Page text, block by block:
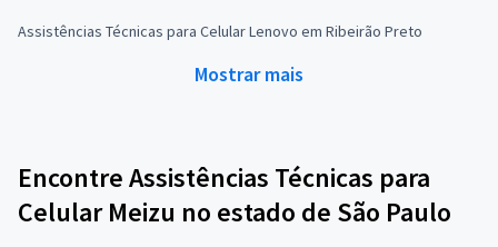
Assistências Técnicas para Celular Lenovo em Ribeirão Preto
Mostrar mais
Encontre Assistências Técnicas para
Celular Meizu no estado de São Paulo